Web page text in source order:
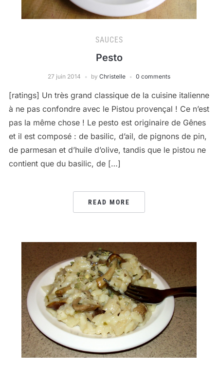
SAUCES
Pesto
27 juin 2014 by Christelle 0 comments
[ratings] Un très grand classique de la cuisine italienne
à ne pas confondre avec le Pistou provençal ! Ce n’est
pas la même chose ! Le pesto est originaire de Gênes
et il est composé : de basilic, d’ail, de pignons de pin,
de parmesan et d’huile d’olive, tandis que le pistou ne
contient que du basilic, de […]
READ MORE